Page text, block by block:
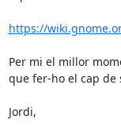
https://
Per mi el millor
que fer-ho el cap de
Jordi,